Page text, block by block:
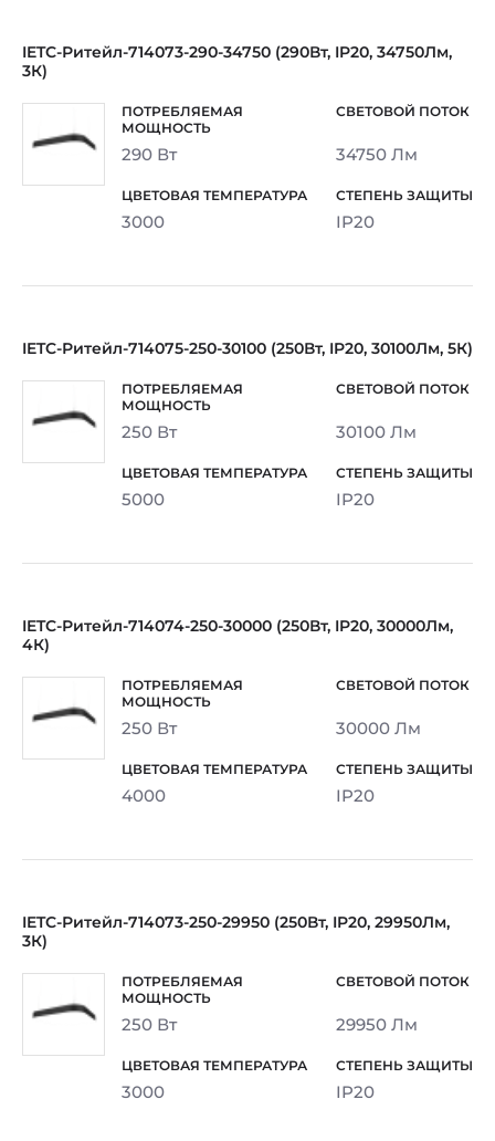
IETC-Ритейл-714073-290-34750 (290Вт, IP20, 34750Лм,
3К)
290 Вт 34750 Лм
3000 IP20
IETC-Ритейл-714075-250-30100 (250Вт, IP20, 30100Лм, 5К)
250 Вт 30100 Лм
5000 IP20
IETC-Ритейл-714074-250-30000 (250Вт, IP20, 30000Лм,
4К)
250 Вт 30000 Лм
4000 IP20
IETC-Ритейл-714073-250-29950 (250Вт, IP20, 29950Лм,
3К)
250 Вт 29950 Лм
3000 IP20